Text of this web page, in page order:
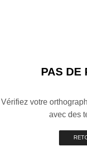
PAS DE
Vérifiez votre
avec des